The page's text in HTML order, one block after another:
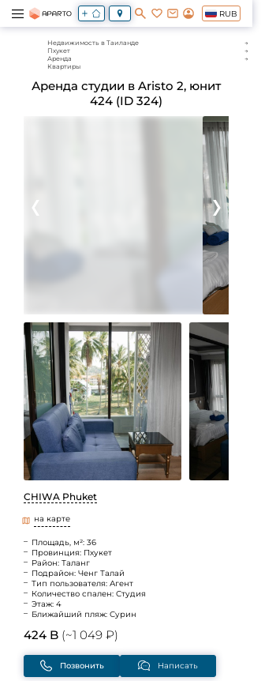
RUB
Недвижимость в Таиланде
Пхукет
Аренда
Квартиры
Аренда студии в Aristo 2, юнит
424 (ID 324)
CHIWA Phuket
на карте
Площадь, м²: 36
Провинция: Пхукет
Район: Таланг
Подрайон: Ченг Талай
Тип пользователя: Агент
Количество спален: Студия
Этаж: 4
Ближайший пляж: Сурин
424 B (~1 049 ₽)
Позвонить Написать